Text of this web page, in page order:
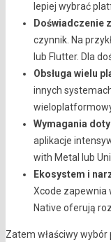
lepiej wybrać
Doświadczenie
czynnik. Na
lub Flutter. Dla
Obsługa wielu
innych
Wymagania
aplikacje
with Metal lub
Ekosystem i
Xcode zapewnia
Native oferują
Zatem właściwy